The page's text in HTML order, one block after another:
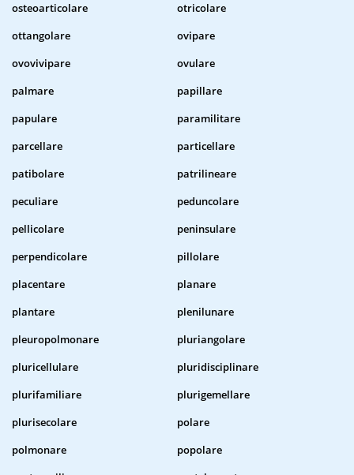
osteoarticolare
otricolare
ottangolare
ovipare
ovovivipare
ovulare
palmare
papillare
papulare
paramilitare
parcellare
particellare
patibolare
patrilineare
peculiare
peduncolare
pellicolare
peninsulare
perpendicolare
pillolare
placentare
planare
plantare
plenilunare
pleuropolmonare
pluriangolare
pluricellulare
pluridisciplinare
plurifamiliare
plurigemellare
plurisecolare
polare
polmonare
popolare